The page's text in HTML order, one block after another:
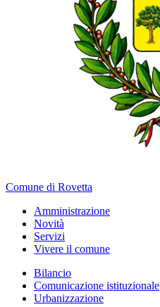
Comune di Rovetta
Amministrazione
Novità
Servizi
Vivere il comune
Bilancio
Comunicazione istituzionale
Urbanizzazione